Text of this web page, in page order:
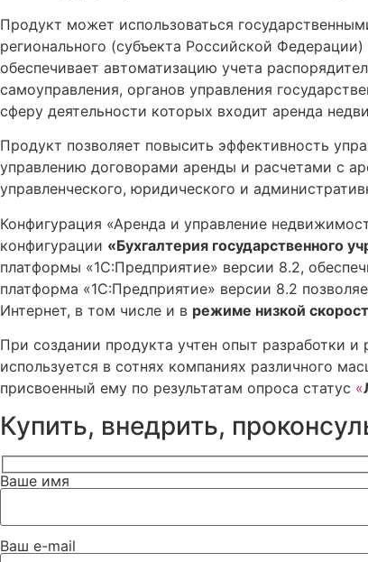
Продукт может использоваться
регионального (субъекта Российской
обеспечивает автоматизацию учета
самоуправления, органов управления
сферу деятельности которых входит аренда
Продукт позволяет повысить эффективность
управлению договорами аренды и расчетами с
управленческого, юридического и
Конфигурация «Аренда и управление
конфигурации «Бухгалтерия государственного
платформы «1С:Предприятие» версии 8.2,
платформа «1С:Предприятие» версии 8.2
Интернет, в том числе и в режиме низкой
При создании продукта учтен опыт разработки и
используется в сотнях компаниях различного
присвоенный ему по результатам опроса статус «
Купить, внедрить,
Ваше имя
Ваш e-mail